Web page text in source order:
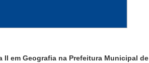
em Geografia na Prefeitura Municipal de